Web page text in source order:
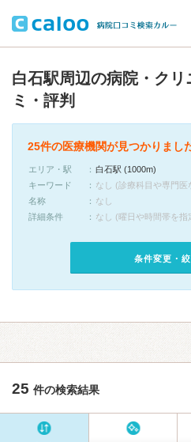
白石駅周辺の病院・クリ
ミ・評判
25件の医療機関が見つかりまし
エリア・駅
白石駅 (1000m)
キーワード
なし (診療科目や専門医
名称
なし
詳細条件
なし (曜日や時間帯を指
条件変更・
25 件の検索結果